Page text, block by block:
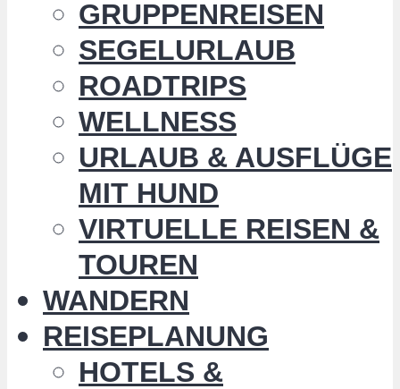
GRUPPENREISEN
SEGELURLAUB
ROADTRIPS
WELLNESS
URLAUB & AUSFLÜGE
MIT HUND
VIRTUELLE REISEN &
TOUREN
WANDERN
REISEPLANUNG
HOTELS &